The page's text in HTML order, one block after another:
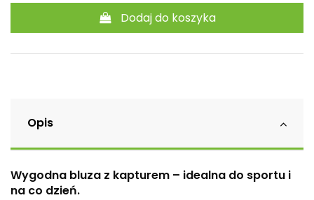
Dodaj do koszyka
Opis
Wygodna bluza z kapturem – idealna do sportu i
na co dzień.